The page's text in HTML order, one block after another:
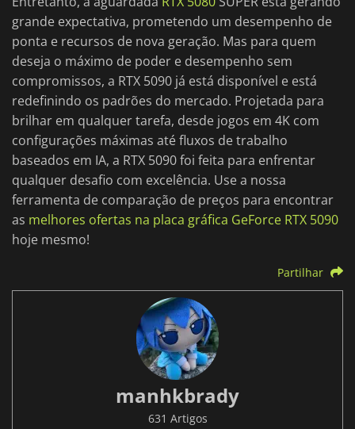
grande expectativa, prometendo um desempenho de
ponta e recursos de nova geração. Mas para quem
deseja o máximo de poder e desempenho sem
compromissos, a RTX 5090 já está disponível e está
redefinindo os padrões do mercado. Projetada para
brilhar em qualquer tarefa, desde jogos em 4K com
configurações máximas até fluxos de trabalho
baseados em IA, a RTX 5090 foi feita para enfrentar
qualquer desafio com excelência. Use a nossa
ferramenta de comparação de preços para encontrar
as melhores ofertas na placa gráfica GeForce RTX 5090
hoje mesmo!
Partilhar
manhkbrady
631 Artigos